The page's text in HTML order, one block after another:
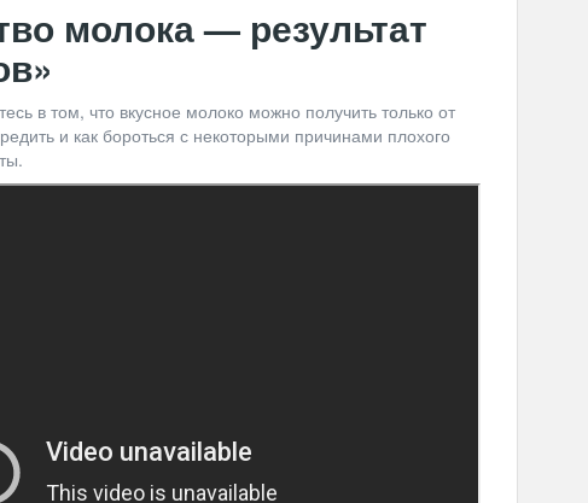
молока — результат
в том, что вкусное молоко можно получить только от
и как бороться с некоторыми причинами плохого